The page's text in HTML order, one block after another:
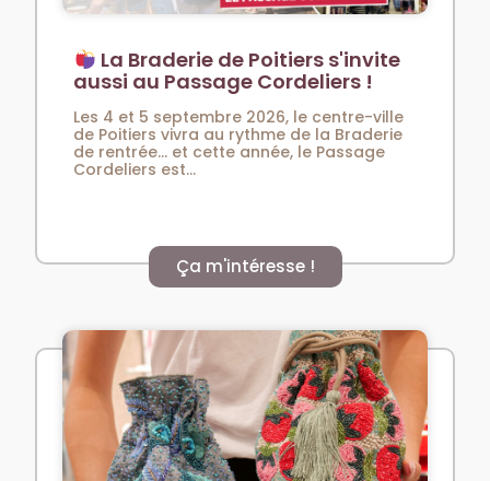
La Braderie de Poitiers s'invite
aussi au Passage Cordeliers !
Les 4 et 5 septembre 2026, le centre-ville
de Poitiers vivra au rythme de la Braderie
de rentrée… et cette année, le Passage
Cordeliers est...
Ça m'intéresse !